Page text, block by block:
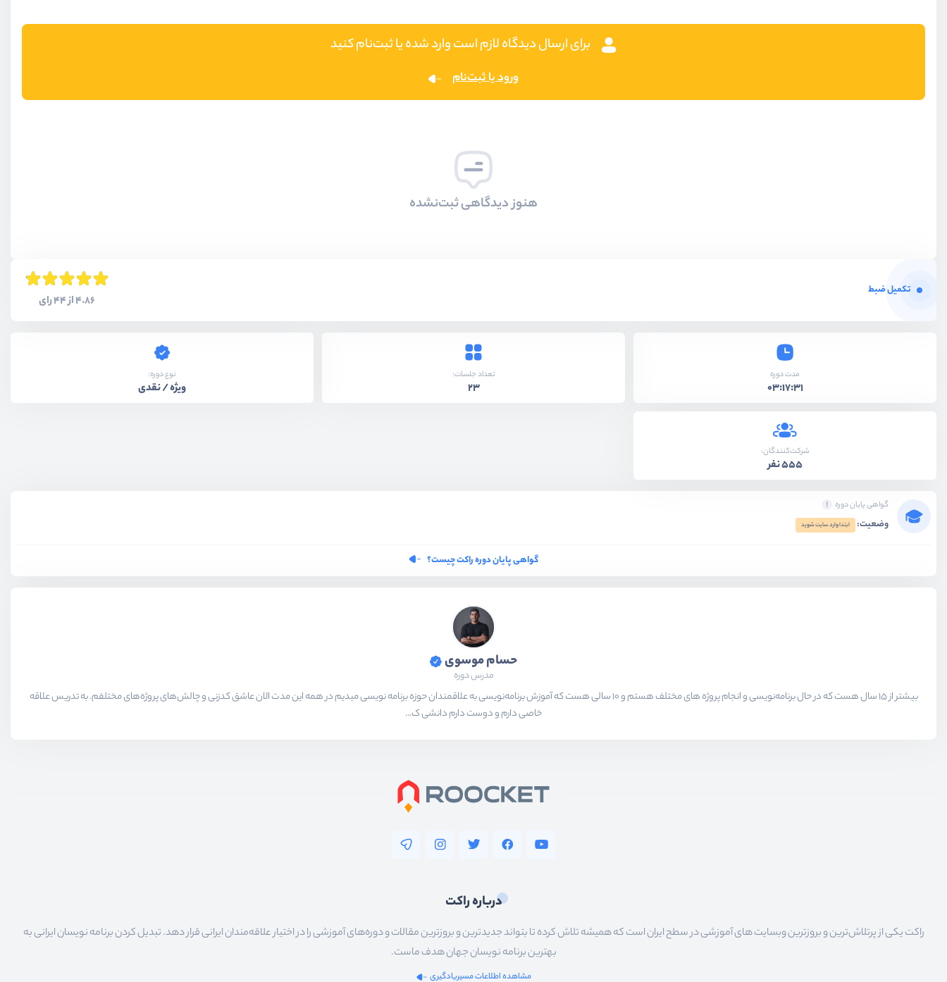
برای ارسال دیدگاه لازم است وارد شده یا ثبت‌نام کنید
ورود یا ثبت‌نام
هنوز دیدگاهی ثبت‌نشده
تکمیل ضبط
4.86 از 44 رای
مدت دوره
03:17:31
تعداد جلسات:
23
نوع دوره:
ویژه / نقدی
شرکت‌کنندگان:
555 نفر
گواهی پایان دوره
وضعیت: ابتدا وارد سایت شوید
گواهی پایان دوره راکت چیست؟
حسام موسوی
مدرس دوره
بیشتر از ۱۵ سال هست که در حال برنامه‌نویسی و انجام پروژه های مختلف هستم و ۱۰ سالی هست که آموزش برنامه‌نویسی به علاقمندان حوزه برنامه نویسی میدیم در همه این مدت الان عاشق کدزنی و چالش‌های پروژه‌های مختلفم. به تدریس علاقه
خاصی دارم و دوست دارم دانشی ک...
درباره راکت
راکت یکی از پرتلاش‌ترین و بروزترین وبسایت های آموزشی در سطح ایران است که همیشه تلاش کرده تا بتواند جدیدترین و بروزترین مقالات و دوره‌های آموزشی را در اختیار علاقه‌مندان ایرانی قرار دهد. تبدیل کردن برنامه نویسان ایرانی به
بهترین برنامه نویسان جهان هدف ماست.
مشاهده اطلاعات مسیریادگیری